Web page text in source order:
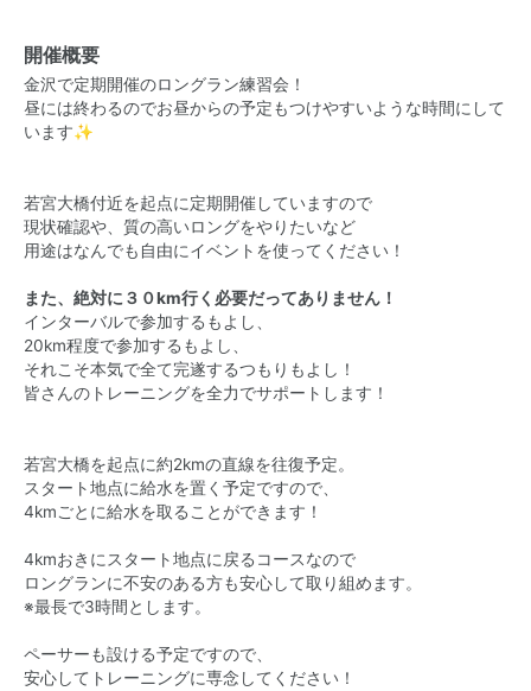
開催概要
金沢で定期開催のロングラン練習会！
昼には終わるのでお昼からの予定もつけやすいような時間にして
います✨
若宮大橋付近を起点に定期開催していますので
現状確認や、質の高いロングをやりたいなど
用途はなんでも自由にイベントを使ってください！
また、絶対に３０km行く必要だってありません！
インターバルで参加するもよし、
20km程度で参加するもよし、
それこそ本気で全て完遂するつもりもよし！
皆さんのトレーニングを全力でサポートします！
若宮大橋を起点に約2kmの直線を往復予定。
スタート地点に給水を置く予定ですので、
4kmごとに給水を取ることができます！
4kmおきにスタート地点に戻るコースなので
ロングランに不安のある方も安心して取り組めます。
※最長で3時間とします。
ペーサーも設ける予定ですので、
安心してトレーニングに専念してください！